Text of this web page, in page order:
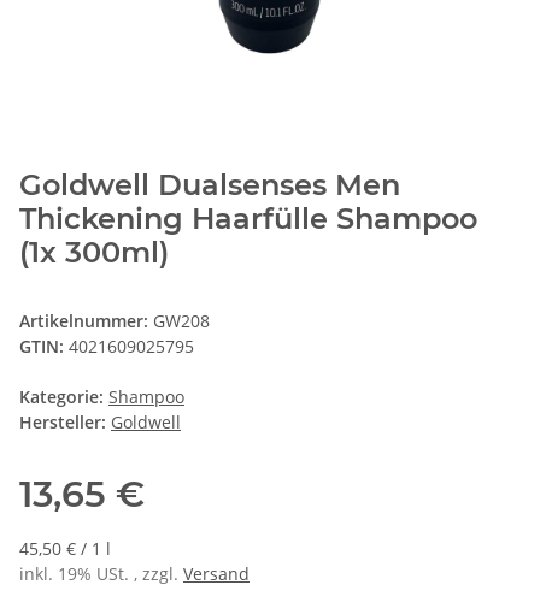
Goldwell Dualsenses Men
Thickening Haarfülle Shampoo
(1x 300ml)
Artikelnummer: GW208
GTIN: 4021609025795
Kategorie: Shampoo
Hersteller: Goldwell
13,65 €
45,50 € / 1 l
inkl. 19% USt. , zzgl. Versand